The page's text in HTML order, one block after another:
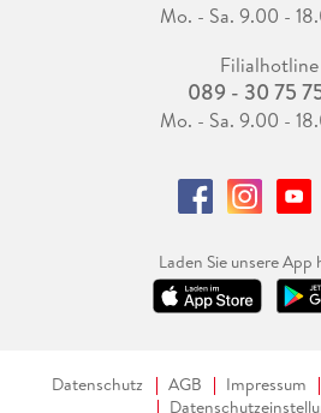
Der Bildatlas Bretagne ist ein
Reisebegleiter inspirierend,
weckt die Sehnsucht nach der
jenen, die (noch) keine konkrete
Ein Muss für Bretagne-Fans und
Mo. - Sa. 9.00 -
Filialhotline
089 - 30 75
Mo. - Sa. 9.00 -
Laden Sie unsere App
Datenschutz AGB Impressum